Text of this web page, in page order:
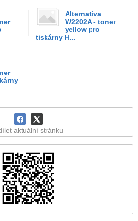
Alternativa
W2202A - toner
yellow pro
tiskárny H...
aktuální stránku